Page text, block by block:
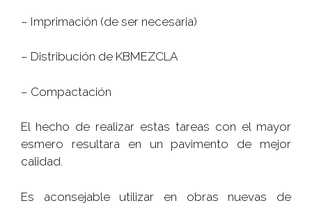
– Imprimación (de ser necesaria)
– Distribución de KBMEZCLA
– Compactación
El hecho de realizar estas tareas con el mayor
esmero resultara en un pavimento de mejor
calidad.
Es aconsejable utilizar en obras nuevas de